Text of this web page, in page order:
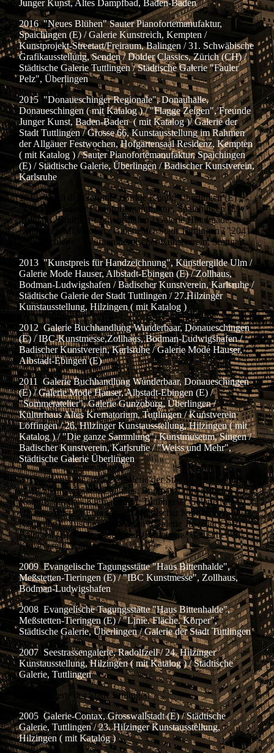
Junger Kunst, Altes Dampfbad, Baden-Baden
2016 "Neues Blühen" Sauter Pianofortemanufaktur,
Spaichingen (E) / Galerie Kunstreich, Kempten /
Kunstprojekt-Streetart/Freiraum, Balingen / 31. Schwäbische
Grafikausstellung, Senden / Dolder Classics, Zürich (CH) /
Städtische Galerie Tuttlingen / Städtische Galerie "Fauler
Pelz", Überlingen
2015 "Donaueschinger Regionale", Donauhalle,
Donaueschingen ( mit Katalog ) / "Flagge Zeigen", Freunde
Junger Kunst, Baden-Baden ( mit Katalog )/ Galerie der
Stadt Tuttlingen / Grosse 66, Kunstausstellung im Rahmen
der Allgäuer Festwochen, Hofgartensaal Residenz, Kempten
( mit Katalog ) / Sauter Pianofortemanufaktur, Spaichingen
(E) / Städtische Galerie, Überlingen / Badischer Kunstverein,
Karlsruhe
2014 "Welt der Gefühle", Birkle Klinik, Überlingen (E) /
"Dreams", Sauter Pianofortemanufaktur, Spaichingen (E) /
Zollhaus, Bodman-Ludwigshafen / Galerie Handmade,
Uhldingen-Mühlhofen / Galerie der Stadt Tuttlingen / "2041.
Endlosschleife", Württembergischer Kunstverein, Stuttgart
2013 "Kunstpreis für Handzeichnung", Künstlergilde Ulm /
Galerie Mode Hauser, Albstadt-Ebingen (E) / Zollhaus,
Bodman-Ludwigshafen / Badischer Kunstverein, Karlsruhe /
Städtische Galerie der Stadt Tuttlingen / 27.Hilzinger
Kunstausstellung, Hilzingen ( mit Katalog )
2012 Galerie Buchhandlung Wunderbaar, Donaueschingen
(E) / IBC-Kunstmesse,Zollhaus, Bodman-Ludwigshafen /
Badischer Kunstverein, Karlsruhe / Galerie Mode Hauser,
Albstadt-Ebingen (E)
2011 Galerie Buchhandlung Wunderbaar, Donaueschingen
(E) / Galerie Mode Hauser, Albstadt-Ebingen (E) /
"Sommeratelier", Galerie Gunzoburg, Überlingen /
Kulturhaus Altes Krematorium, Tuttlingen / Kunstverein
Löffingen / 26. Hilzinger Kunstausstellung, Hilzingen ( mit
Katalog ) / "Die ganze Sammlung", Kunstmuseum, Singen /
Badischer Kunstverein, Karlsruhe / "Weiss und Mehr",
Städtische Galerie Überlingen
2010 "Kunst für Afrika", Galerie der Stadthallen, Tuttlingen
/ "IBC Kunstmesse", Zollhaus, Bodman-Ludwigshafen /
Kulturhaus Altes Krematorium, Tuttlingen / Galerie Mode
Hauser, Albstadt-Ebingen (E) / Badischer Kunstverein,
Karlsruhe / "Tuschezeichnungen", Galerie Juwelier Götz,
Balingen (E) / Galerie der Stadt Tuttlingen / Badischer
Kunstverein, Karlsruhe
2009 Evangelische Tagungsstätte "Haus Bittenhalde",
Meßstetten-Tieringen (E) / "IBC Kunstmesse", Zollhaus,
Bodman-Ludwigshafen
2008 Evangelische Tagungsstätte "Haus Bittenhalde",
Meßstetten-Tieringen (E) / "Linie. Fläche. Körper",
Städtische Galerie, Überlingen / Galerie der Stadt Tuttlingen
2007 Seestrassengalerie, Radolfzell / 24. Hilzinger
Kunstausstellung, Hilzingen ( mit Katalog ) / Städtische
Galerie, Tuttlingen
2006 Galerie der Stadt Tuttlingen
2005 Galerie-Contax, Grosswallstadt (E) / Städtische
Galerie, Tuttlingen / 23. Hilzinger Kunstausstellung,
Hilzingen ( mit Katalog )